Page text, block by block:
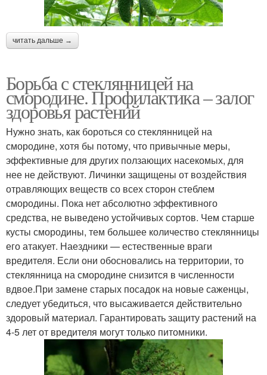
читать дальше →
Борьба с стеклянницей на
смородине. Профилактика – залог
здоровья растений
Нужно знать, как бороться со стеклянницей на
смородине, хотя бы потому, что привычные меры,
эффективные для других ползающих насекомых, для
нее не действуют. Личинки защищены от воздействия
отравляющих веществ со всех сторон стеблем
смородины. Пока нет абсолютно эффективного
средства, не выведено устойчивых сортов. Чем старше
кусты смородины, тем большее количество стеклянницы
его атакует. Наездники — естественные враги
вредителя. Если они обосновались на территории, то
стеклянница на смородине снизится в численности
вдвое.При замене старых посадок на новые саженцы,
следует убедиться, что высаживается действительно
здоровый материал. Гарантировать защиту растений на
4-5 лет от вредителя могут только питомники.